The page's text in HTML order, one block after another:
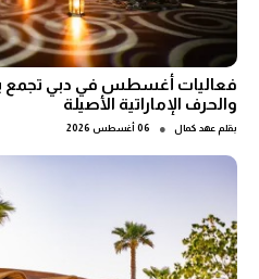
فعاليات أغسطس في دبي تجمع
والحرف الإماراتية الأصيلة
بقلم عهد كمال ● 06 أغسطس 2026